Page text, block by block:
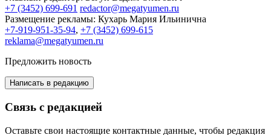
+7 (3452) 699-691 redactor@megatyumen.ru
Размещение рекламы: Кухарь Мария Ильинична
+7-919-951-35-94, +7 (3452) 699-615
reklama@megatyumen.ru
Предложить новость
Написать в редакцию
Связь с редакцией
Оставьте свои настоящие контактные данные, чтобы редакция